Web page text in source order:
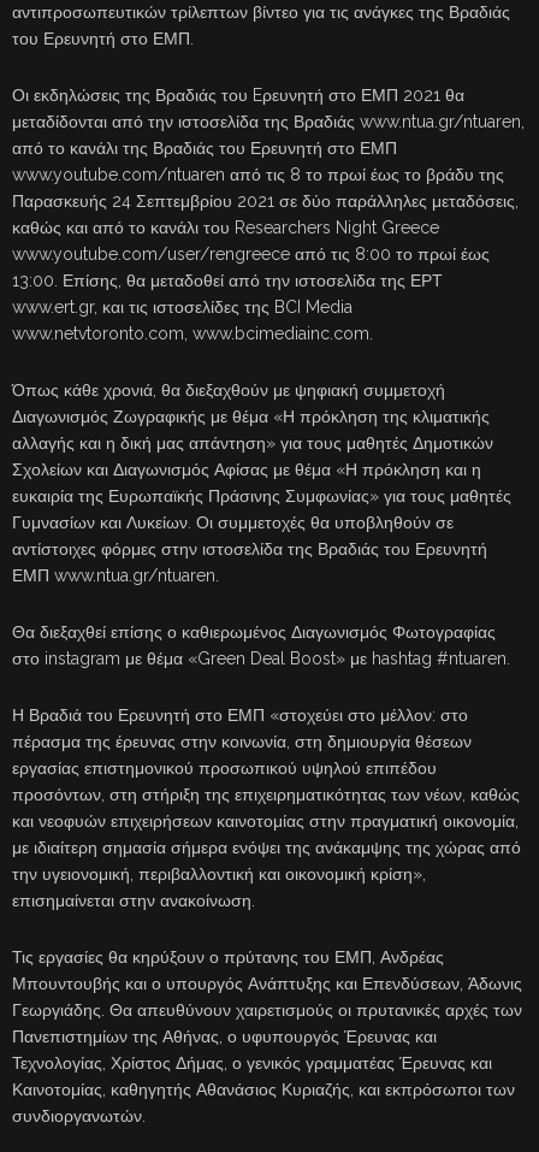
αντιπροσωπευτικών τρίλεπτων βίντεο για τις ανάγκες της Βραδιάς
του Ερευνητή στο ΕΜΠ.
Οι εκδηλώσεις της Βραδιάς του Eρευνητή στο ΕΜΠ 2021 θα
μεταδίδονται από την ιστοσελίδα της Βραδιάς www.ntua.gr/ntuaren,
από το κανάλι της Βραδιάς του Ερευνητή στο ΕΜΠ
www.youtube.com/ntuaren από τις 8 το πρωί έως το βράδυ της
Παρασκευής 24 Σεπτεμβρίου 2021 σε δύο παράλληλες μεταδόσεις,
καθώς και από το κανάλι του Researchers Night Greece
www.youtube.com/user/rengreece από τις 8:00 το πρωί έως
13:00. Επίσης, θα μεταδοθεί από την ιστοσελίδα της ΕΡΤ
www.ert.gr, και τις ιστοσελίδες της BCI Media
www.netvtoronto.com, www.bcimediainc.com.
Όπως κάθε χρονιά, θα διεξαχθούν με ψηφιακή συμμετοχή
Διαγωνισμός Ζωγραφικής με θέμα «Η πρόκληση της κλιματικής
αλλαγής και η δική μας απάντηση» για τους μαθητές Δημοτικών
Σχολείων και Διαγωνισμός Αφίσας με θέμα «Η πρόκληση και η
ευκαιρία της Ευρωπαϊκής Πράσινης Συμφωνίας» για τους μαθητές
Γυμνασίων και Λυκείων. Οι συμμετοχές θα υποβληθούν σε
αντίστοιχες φόρμες στην ιστοσελίδα της Βραδιάς του Ερευνητή
ΕΜΠ www.ntua.gr/ntuaren.
Θα διεξαχθεί επίσης ο καθιερωμένος Διαγωνισμός Φωτογραφίας
στο instagram με θέμα «Green Deal Boost» με hashtag #ntuaren.
Η Βραδιά του Ερευνητή στο ΕΜΠ «στοχεύει στο μέλλον: στο
πέρασμα της έρευνας στην κοινωνία, στη δημιουργία θέσεων
εργασίας επιστημονικού προσωπικού υψηλού επιπέδου
προσόντων, στη στήριξη της επιχειρηματικότητας των νέων, καθώς
και νεοφυών επιχειρήσεων καινοτομίας στην πραγματική οικονομία,
με ιδιαίτερη σημασία σήμερα ενόψει της ανάκαμψης της χώρας από
την υγειονομική, περιβαλλοντική και οικονομική κρίση»,
επισημαίνεται στην ανακοίνωση.
Τις εργασίες θα κηρύξουν ο πρύτανης του ΕΜΠ, Ανδρέας
Μπουντουβής και ο υπουργός Ανάπτυξης και Επενδύσεων, Άδωνις
Γεωργιάδης. Θα απευθύνουν χαιρετισμούς οι πρυτανικές αρχές των
Πανεπιστημίων της Αθήνας, ο υφυπουργός Έρευνας και
Τεχνολογίας, Χρίστος Δήμας, ο γενικός γραμματέας Έρευνας και
Καινοτομίας, καθηγητής Αθανάσιος Κυριαζής, και εκπρόσωποι των
συνδιοργανωτών.